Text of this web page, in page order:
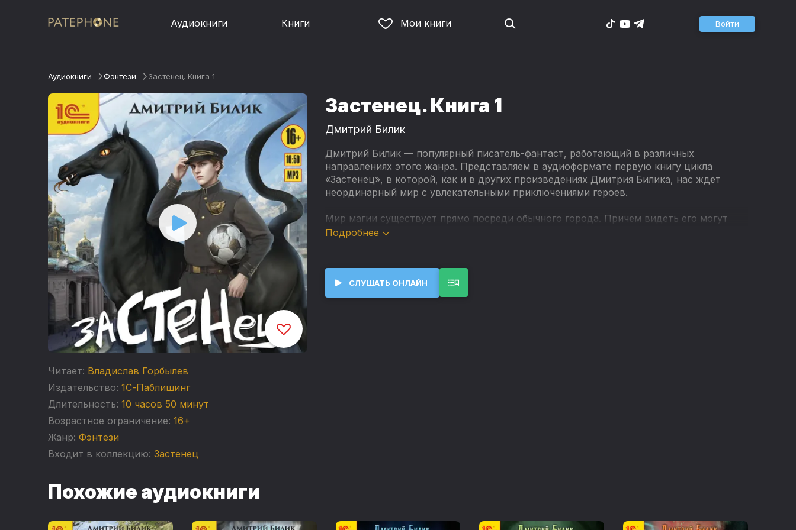
Аудиокниги Книги Мои книги Войти
Аудиокниги Фэнтези Застенец. Книга 1
Читает: Владислав Горбылев
Издательство: 1С-Паблишинг
Длительность: 10 часов 50 минут
Возрастное ограничение: 16+
Жанр: Фэнтези
Входит в коллекцию: Застенец
Застенец. Книга 1
Дмитрий Билик
Дмитрий Билик — популярный писатель-фантаст, работающий в различных
направлениях этого жанра. Представляем в аудиоформате первую книгу цикла
«Застенец», в которой, как и в других произведениях Дмитрия Билика, нас ждёт
неординарный мир с увлекательными приключениями героев.
Мир магии существует прямо посреди обычного города. Причём видеть его могут
даже обычные люди. Но вот попасть им туда нельзя: преградой служит магическая
аристократ перед смертью зачем-то решил передать свой магический дар.
Проникновение застенца становится важным событием; отношения между магами и
обычными людьми в корне меняются; первые начинают опасаться вторжения
Использована музыкальная композиция
Подробнее
СЛУШАТЬ ОНЛАЙН
Похожие аудиокниги